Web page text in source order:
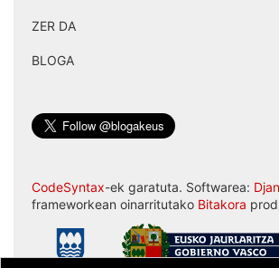
ZER DA
BLOGA
CodeSyntax-ek garatuta. Softwarea:
frameworkean oinarritutako Bitakora